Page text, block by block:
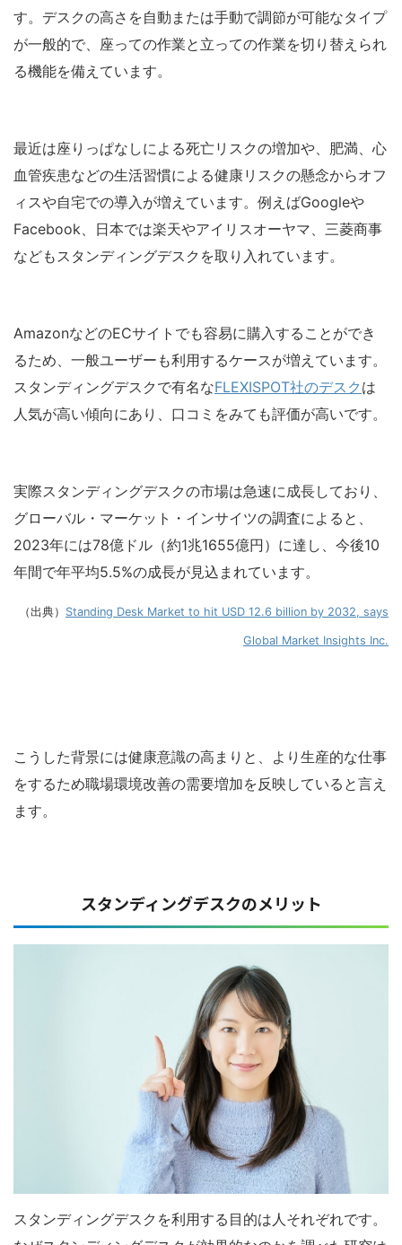
す。デスクの高さを自動または手動で調節が可能なタイプ
が一般的で、座っての作業と立っての作業を切り替えられ
る機能を備えています。
最近は座りっぱなしによる死亡リスクの増加や、肥満、心
血管疾患などの生活習慣による健康リスクの懸念からオフ
ィスや自宅での導入が増えています。例えばGoogleや
Facebook、日本では楽天やアイリスオーヤマ、三菱商事
などもスタンディングデスクを取り入れています。
AmazonなどのECサイトでも容易に購入することができ
るため、一般ユーザーも利用するケースが増えています。
スタンディングデスクで有名なFLEXISPOT社のデスク は
人気が高い傾向にあり、口コミをみても評価が高いです。
実際スタンディングデスクの市場は急速に成長しており、
グローバル・マーケット・インサイツの調査によると、
2023年には78億ドル（約1兆1655億円）に達し、今後10
年間で年平均5.5%の成長が見込まれています。
（出典） Standing Desk Market to hit USD 12.6 billion by 2032, says
Global Market Insights Inc.
こうした背景には健康意識の高まりと、より生産的な仕事
をするため職場環境改善の需要増加を反映していると言え
ます。
スタンディングデスクのメリット
スタンディングデスクを利用する目的は人それぞれです。